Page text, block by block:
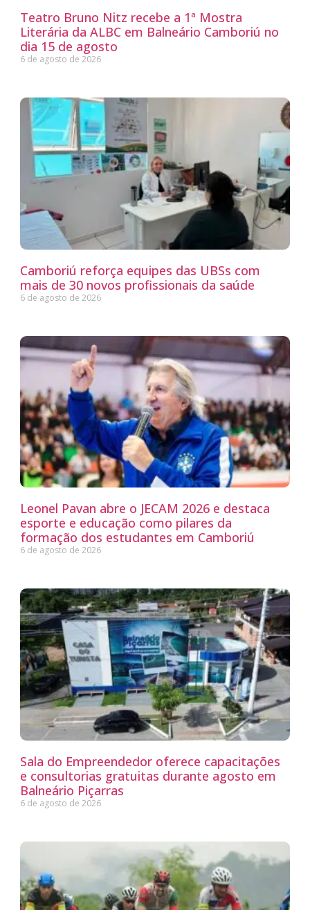
Teatro Bruno Nitz recebe a 1ª Mostra
Literária da ALBC em Balneário Camboriú no
dia 15 de agosto
6 de agosto de 2026
Camboriú reforça equipes das UBSs com
mais de 30 novos profissionais da saúde
6 de agosto de 2026
Leonel Pavan abre o JECAM 2026 e destaca
esporte e educação como pilares da
formação dos estudantes em Camboriú
6 de agosto de 2026
Sala do Empreendedor oferece capacitações
e consultorias gratuitas durante agosto em
Balneário Piçarras
6 de agosto de 2026